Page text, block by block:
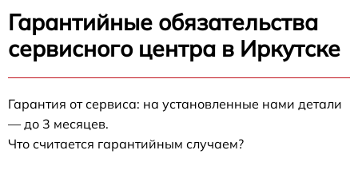
Гарантийные обязательства
сервисного центра в Иркутске
Гарантия от сервиса: на установленные нами детали
— до 3 месяцев.
Что считается гарантийным случаем?